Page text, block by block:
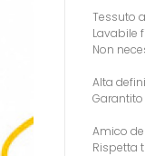
Tessuto
Lavabile
Non
Alta
Amico
Rispetta